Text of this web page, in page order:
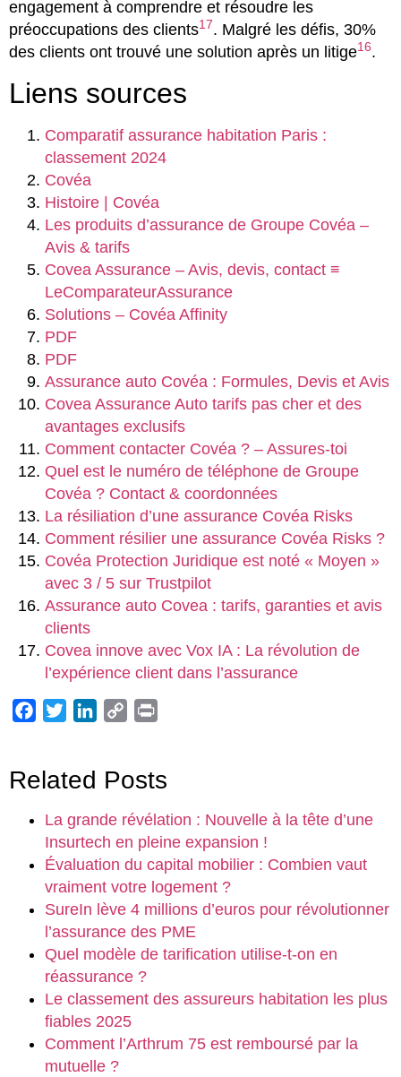
engagement à comprendre et résoudre les
préoccupations des clients17. Malgré les défis, 30%
des clients ont trouvé une solution après un litige16.
Liens sources
Comparatif assurance habitation Paris :
classement 2024
Covéa
Histoire | Covéa
Les produits d’assurance de Groupe Covéa –
Avis & tarifs
Covea Assurance – Avis, devis, contact ≡
LeComparateurAssurance
Solutions – Covéa Affinity
PDF
PDF
Assurance auto Covéa : Formules, Devis et Avis
Covea Assurance Auto tarifs pas cher et des
avantages exclusifs
Comment contacter Covéa ? – Assures-toi
Quel est le numéro de téléphone de Groupe
Covéa ? Contact & coordonnées
La résiliation d’une assurance Covéa Risks
Comment résilier une assurance Covéa Risks ?
Covéa Protection Juridique est noté « Moyen »
avec 3 / 5 sur Trustpilot
Assurance auto Covea : tarifs, garanties et avis
clients
Covea innove avec Vox IA : La révolution de
l’expérience client dans l’assurance
Facebook
TwitterLinkedIn
Copy
Related Posts
La grande révélation : Nouvelle à la tête d’une
Insurtech en pleine expansion !
Évaluation du capital mobilier : Combien vaut
vraiment votre logement ?
SureIn lève 4 millions d’euros pour révolutionner
l’assurance des PME
Quel modèle de tarification utilise-t-on en
réassurance ?
Le classement des assureurs habitation les plus
fiables 2025
Comment l’Arthrum 75 est remboursé par la
mutuelle ?